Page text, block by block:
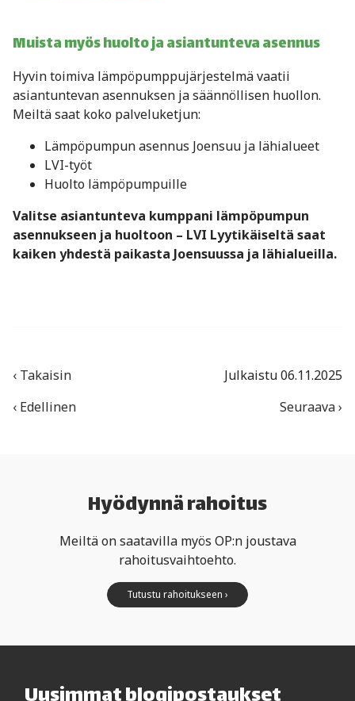
Muista myös huolto ja asiantunteva asennus
Hyvin toimiva lämpöpumppujärjestelmä vaatii
asiantuntevan asennuksen ja säännöllisen huollon.
Meiltä saat koko palveluketjun:
Lämpöpumpun asennus Joensuu ja lähialueet
LVI-työt
Huolto lämpöpumpuille
Valitse asiantunteva kumppani lämpöpumpun
asennukseen ja huoltoon – LVI Lyytikäiseltä saat
kaiken yhdestä paikasta Joensuussa ja lähialueilla.
‹ Takaisin
Julkaistu 06.11.2025
‹ Edellinen
Seuraava ›
Hyödynnä rahoitus
Meiltä on saatavilla myös OP:n joustava
rahoitusvaihtoehto.
Tutustu rahoitukseen ›